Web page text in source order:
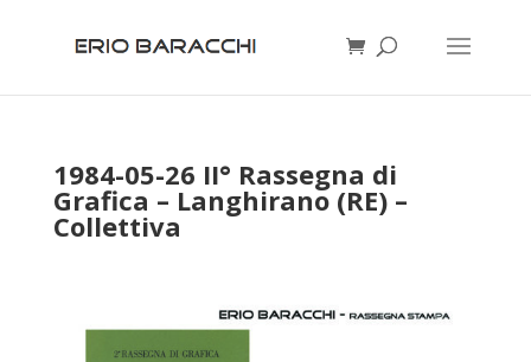
1984-05-26 II° Rassegna di
Grafica – Langhirano (RE) –
Collettiva